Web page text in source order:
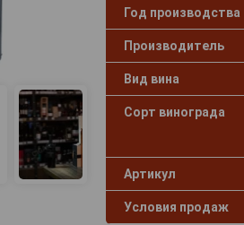
Год производства
Производитель
Вид вина
Сорт винограда
Артикул
Условия продаж